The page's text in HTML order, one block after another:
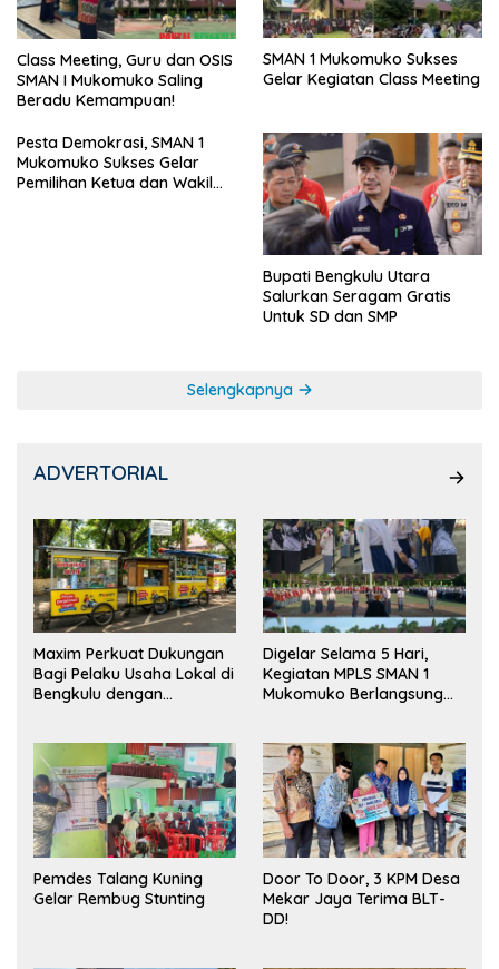
Class Meeting, Guru dan OSIS
SMAN I Mukomuko Saling
Beradu Kemampuan!
SMAN 1 Mukomuko Sukses
Gelar Kegiatan Class Meeting
Pesta Demokrasi, SMAN 1
Mukomuko Sukses Gelar
Pemilihan Ketua dan Wakil
Bupati Bengkulu Utara
Salurkan Seragam Gratis
Untuk SD dan SMP
Selengkapnya
ADVERTORIAL
Maxim Perkuat Dukungan
Bagi Pelaku Usaha Lokal di
Bengkulu dengan
Pasar
Digelar Selama 5 Hari,
Kegiatan MPLS SMAN 1
Mukomuko Berlangsung
Pemdes Talang Kuning
Gelar Rembug Stunting
Door To Door, 3 KPM Desa
Mekar Jaya Terima BLT-
DD!